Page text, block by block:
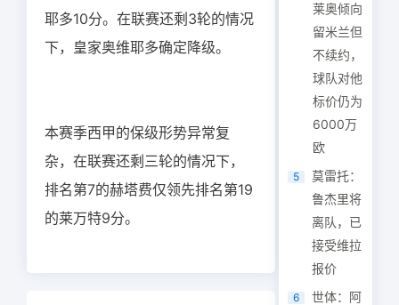
耶多10分。在联赛还剩3轮的情况
下，皇家奥维耶多确定降级。
本赛季西甲的保级形势异常复
杂，在联赛还剩三轮的情况下，
排名第7的赫塔费仅领先排名第19
的莱万特9分。
莱奥倾向
留米兰但
不续约，
球队对他
标价仍为
6000万
欧
5
莫雷托：
鲁杰里将
离队，已
接受维拉
报价
6
世体：阿